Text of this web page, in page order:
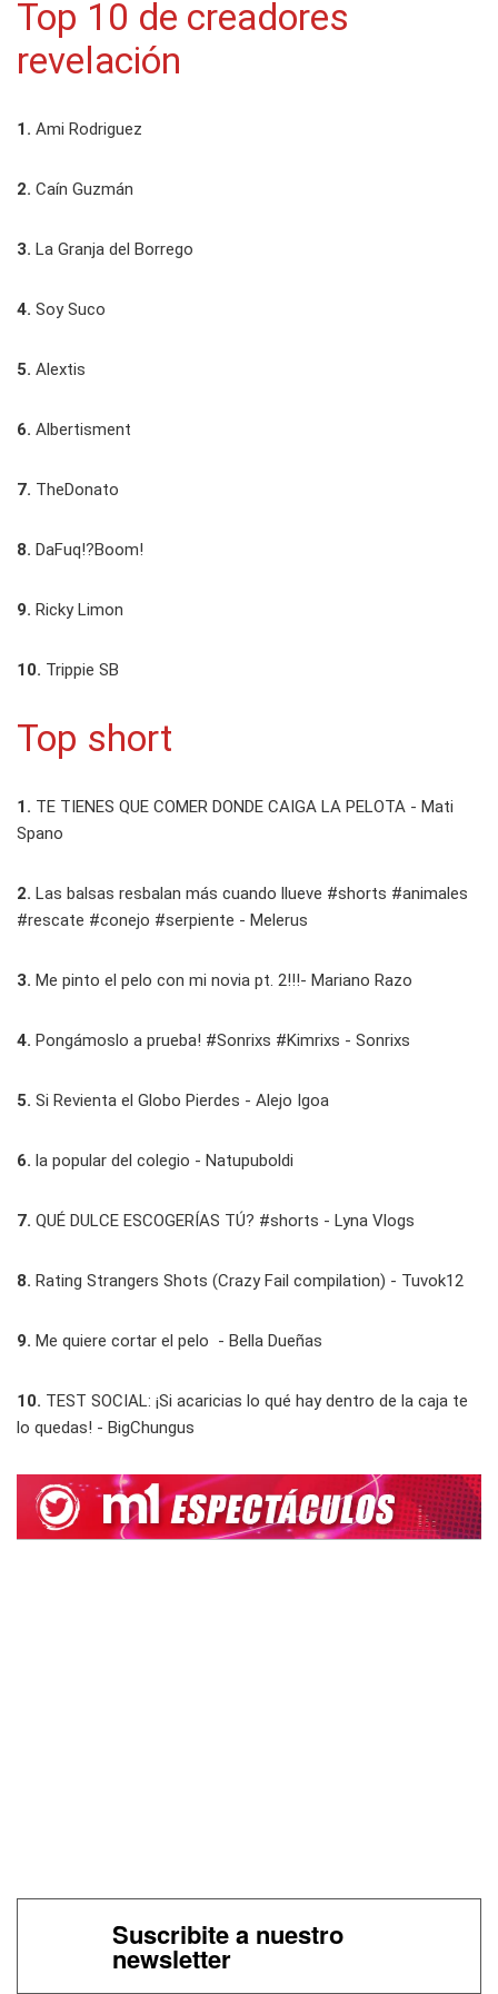
Top 10 de creadores
revelación
1. Ami Rodriguez
2. Caín Guzmán
3. La Granja del Borrego
4. Soy Suco
5. Alextis
6. Albertisment
7. TheDonato
8. DaFuq!?Boom!
9. Ricky Limon
10. Trippie SB
Top short
1. TE TIENES QUE COMER DONDE CAIGA LA PELOTA - Mati
Spano
2. Las balsas resbalan más cuando llueve #shorts #animales
#rescate #conejo #serpiente - Melerus
3. Me pinto el pelo con mi novia pt. 2!!!- Mariano Razo
4. Pongámoslo a prueba! #Sonrixs #Kimrixs - Sonrixs
5. Si Revienta el Globo Pierdes - Alejo Igoa
6. la popular del colegio - Natupuboldi
7. QUÉ DULCE ESCOGERÍAS TÚ? #shorts - Lyna Vlogs
8. Rating Strangers Shots (Crazy Fail compilation) - Tuvok12
9. Me quiere cortar el pelo ‍ - Bella Dueñas
10. TEST SOCIAL: ¡Si acaricias lo qué hay dentro de la caja te
lo quedas! - BigChungus
Suscribite a nuestro
newsletter